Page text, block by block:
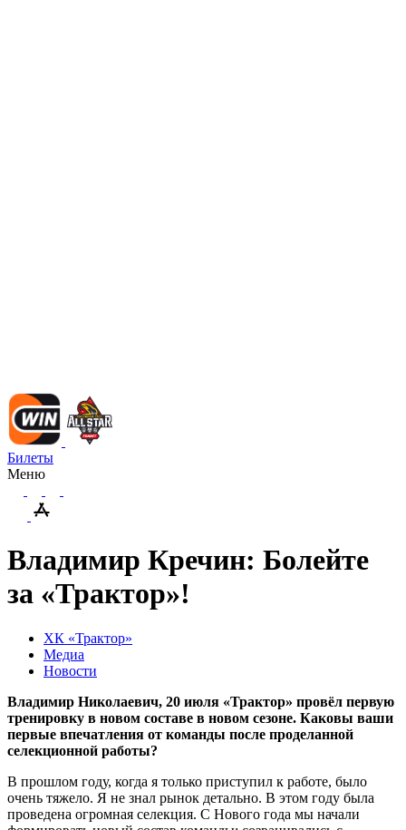
Билеты
Меню
Владимир Кречин: Болейте
за «Трактор»!
ХК «Трактор»
Медиа
Новости
Владимир Николаевич, 20 июля «Трактор» провёл первую
тренировку в новом составе в новом сезоне. Каковы ваши
первые впечатления от команды после проделанной
селекционной работы?
В прошлом году, когда я только приступил к работе, было
очень тяжело. Я не знал рынок детально. В этом году была
проведена огромная селекция. С Нового года мы начали